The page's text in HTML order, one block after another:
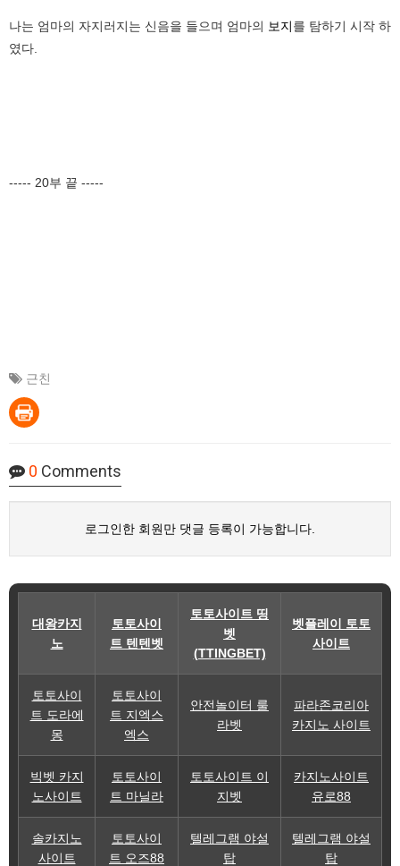
나는 엄마의 자지러지는 신음을 들으며 엄마의 보지를 탐하기 시작 하
였다.
----- 20부 끝 -----
근친
0 Comments
로그인한 회원만 댓글 등록이 가능합니다.
대왕카지
노
토토사이
트 텐텐벳
토토사이트 띵
벳
(TTINGBET)
벳플레이 토토
사이트
토토사이
트 도라에
몽
토토사이
트 지엑스
엑스
안전놀이터 룰
라벳
파라존코리아
카지노 사이트
빅벳 카지
노사이트
토토사이
트 마닐라
토토사이트 이
지벳
카지노사이트
유로88
솔카지노
사이트
토토사이
트 오즈88
텔레그램 야설
탑
텔레그램 야설
탑